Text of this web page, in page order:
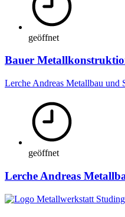
geöffnet
Bauer
Lerche Andreas Metallbau und
geöffnet
Lerche Andreas